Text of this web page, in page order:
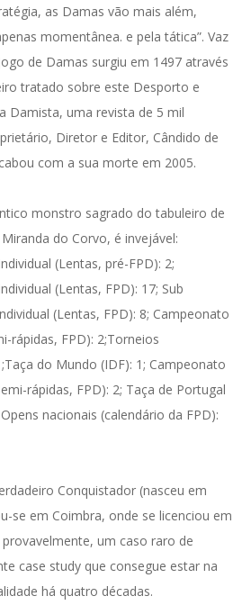
as Damas vão mais além,
momentânea. e pela tática”. Vaz
de Damas surgiu em 1497 através
tratado sobre este Desporto e
Damista, uma revista de 5 mil
Diretor e Editor, Cândido de
com a sua morte em 2005.
monstro sagrado do tabuleiro de
do Corvo, é invejável:
(Lentas, pré-FPD): 2;
(Lentas, FPD): 17; Sub
(Lentas, FPD): 8; Campeonato
rápidas, FPD): 2;Torneios
do Mundo (IDF): 1; Campeonato
rápidas, FPD): 2; Taça de Portugal
nacionais (calendário da FPD):
Conquistador (nasceu em
se em Coimbra, onde se licenciou em
um caso raro de
case study que consegue estar na
há quatro décadas.